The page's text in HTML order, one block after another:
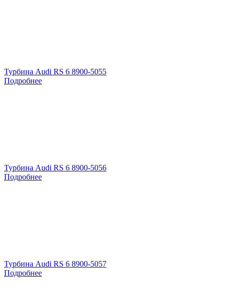
Турбина Audi RS 6 8900-5055
Подробнее
Турбина Audi RS 6 8900-5056
Подробнее
Турбина Audi RS 6 8900-5057
Подробнее